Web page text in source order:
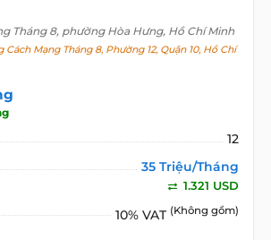
Tháng 8, phường Hòa Hưng, Hồ Chí Minh
Mạng Tháng 8, Phường 12, Quận 10, Hồ Chí
12
35 Triệu/Tháng
1.321 USD
10% VAT (Không gồm)